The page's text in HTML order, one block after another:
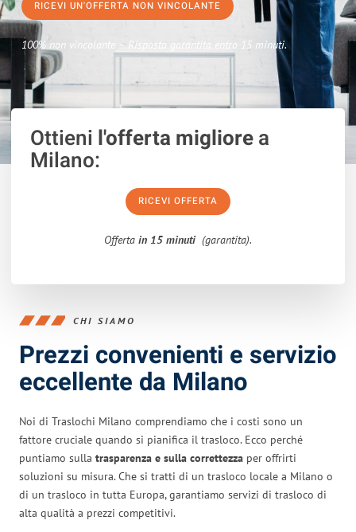
RICEVI UN'OFFERTA NON VINCOLANTE
100% non vincolante – Risposta garantita entro 15 minuti.
Ottieni l'offerta migliorea
Milano:
RICEVI OFFERTA
Offerta in 15 minuti (garantita).
CHI SIAMO
Prezzi convenienti e servizio
eccellente da Milano
Noi di Traslochi Milano comprendiamo che i costi sono un
fattore cruciale quando si pianifica il trasloco. Ecco perché
puntiamo sulla trasparenza e sulla correttezza per offrirti
soluzioni su misura. Che si tratti di un trasloco locale a Milano o
di un trasloco in tutta Europa, garantiamo servizi di trasloco di
alta qualità a prezzi competitivi.